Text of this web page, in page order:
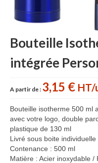
Accessoires
Accessoires
Batterie
Bonnet & Gants
Casquette
Carnet
Repositionnable
Bouteille
intégrée
A partir de : 3,15 € HT/
Bouteille isotherme 500 ml
avec votre logo, double
plastique de 130 ml
Livré sous boite individuelle
Contenance : 500 ml
Matière : Acier inoxydable /